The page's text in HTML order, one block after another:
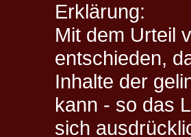
Erklärung:
Mit dem Urteil
entschieden,
Inhalte der
kann - so das
sich